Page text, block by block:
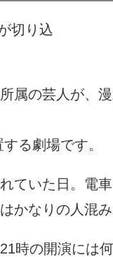
属の芸人が、漫
る劇場です。
ていた日。電
かなりの人混み
時の開演には